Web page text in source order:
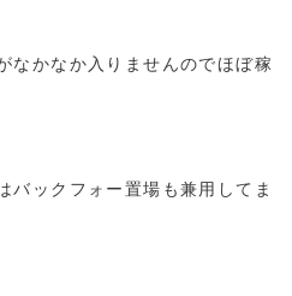
なかなか入りませんのでほぼ稼
バックフォー置場も兼用してま